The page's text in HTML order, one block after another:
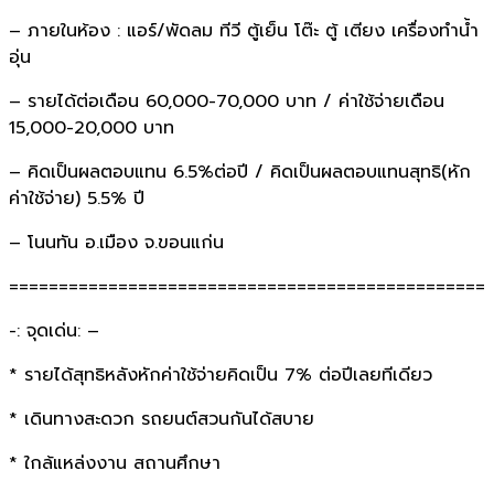
– ภายในห้อง : แอร์/พัดลม ทีวี ตู้เย็น โต๊ะ ตู้ เตียง เครื่องทำน้ำ
อุ่น
– รายได้ต่อเดือน 60,000-70,000 บาท / ค่าใช้จ่ายเดือน
15,000-20,000 บาท
– คิดเป็นผลตอบแทน 6.5%ต่อปี / คิดเป็นผลตอบแทนสุทธิ(หัก
ค่าใช้จ่าย) 5.5% ปี
– โนนทัน อ.เมือง จ.ขอนแก่น
================================================
-: จุดเด่น: –
* รายได้สุทธิหลังหักค่าใช้จ่ายคิดเป็น 7% ต่อปีเลยทีเดียว
* เดินทางสะดวก รถยนต์สวนกันได้สบาย
* ใกล้แหล่งงาน สถานศึกษา